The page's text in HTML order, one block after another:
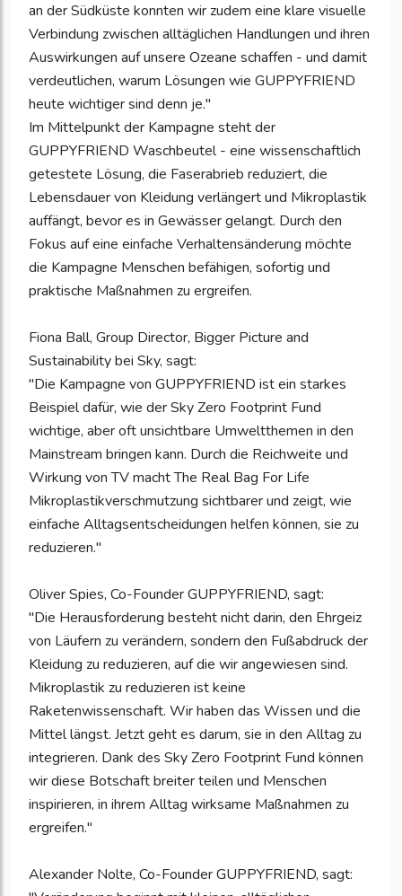
an der Südküste konnten wir zudem eine klare visuelle
Verbindung zwischen alltäglichen Handlungen und ihren
Auswirkungen auf unsere Ozeane schaffen - und damit
verdeutlichen, warum Lösungen wie GUPPYFRIEND
heute wichtiger sind denn je."
Im Mittelpunkt der Kampagne steht der
GUPPYFRIEND Waschbeutel - eine wissenschaftlich
getestete Lösung, die Faserabrieb reduziert, die
Lebensdauer von Kleidung verlängert und Mikroplastik
auffängt, bevor es in Gewässer gelangt. Durch den
Fokus auf eine einfache Verhaltensänderung möchte
die Kampagne Menschen befähigen, sofortig und
praktische Maßnahmen zu ergreifen.
Fiona Ball, Group Director, Bigger Picture and
Sustainability bei Sky, sagt:
"Die Kampagne von GUPPYFRIEND ist ein starkes
Beispiel dafür, wie der Sky Zero Footprint Fund
wichtige, aber oft unsichtbare Umweltthemen in den
Mainstream bringen kann. Durch die Reichweite und
Wirkung von TV macht The Real Bag For Life
Mikroplastikverschmutzung sichtbarer und zeigt, wie
einfache Alltagsentscheidungen helfen können, sie zu
reduzieren."
Oliver Spies, Co-Founder GUPPYFRIEND, sagt:
"Die Herausforderung besteht nicht darin, den Ehrgeiz
von Läufern zu verändern, sondern den Fußabdruck der
Kleidung zu reduzieren, auf die wir angewiesen sind.
Mikroplastik zu reduzieren ist keine
Raketenwissenschaft. Wir haben das Wissen und die
Mittel längst. Jetzt geht es darum, sie in den Alltag zu
integrieren. Dank des Sky Zero Footprint Fund können
wir diese Botschaft breiter teilen und Menschen
inspirieren, in ihrem Alltag wirksame Maßnahmen zu
ergreifen."
Alexander Nolte, Co-Founder GUPPYFRIEND, sagt: